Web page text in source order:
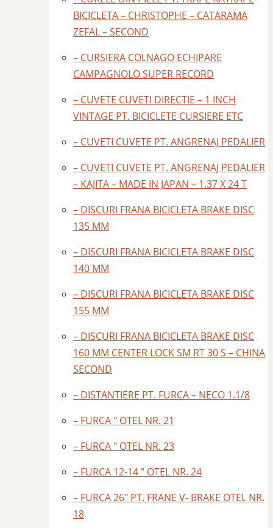
BICICLETA – CHRISTOPHE – CATARAMA
ZEFAL – SECOND
– CURSIERA COLNAGO ECHIPARE
CAMPAGNOLO SUPER RECORD
– CUVETE CUVETI DIRECTIE – 1 INCH
VINTAGE PT. BICICLETE CURSIERE ETC
– CUVETI CUVETE PT. ANGRENAJ PEDALIER
– CUVETI CUVETE PT. ANGRENAJ PEDALIER
– KAJITA – MADE IN JAPAN – 1.37 X 24 T
– DISCURI FRANA BICICLETA BRAKE DISC
135 MM
– DISCURI FRANA BICICLETA BRAKE DISC
140 MM
– DISCURI FRANA BICICLETA BRAKE DISC
155 MM
– DISCURI FRANA BICICLETA BRAKE DISC
160 MM CENTER LOCK SM RT 30 S – CHINA
SECOND
– DISTANTIERE PT. FURCA – NECO 1.1/8
– FURCA ″ OTEL NR. 21
– FURCA ″ OTEL NR. 23
– FURCA 12-14 ″ OTEL NR. 24
– FURCA 26″ PT. FRANE V- BRAKE OTEL NR.
18